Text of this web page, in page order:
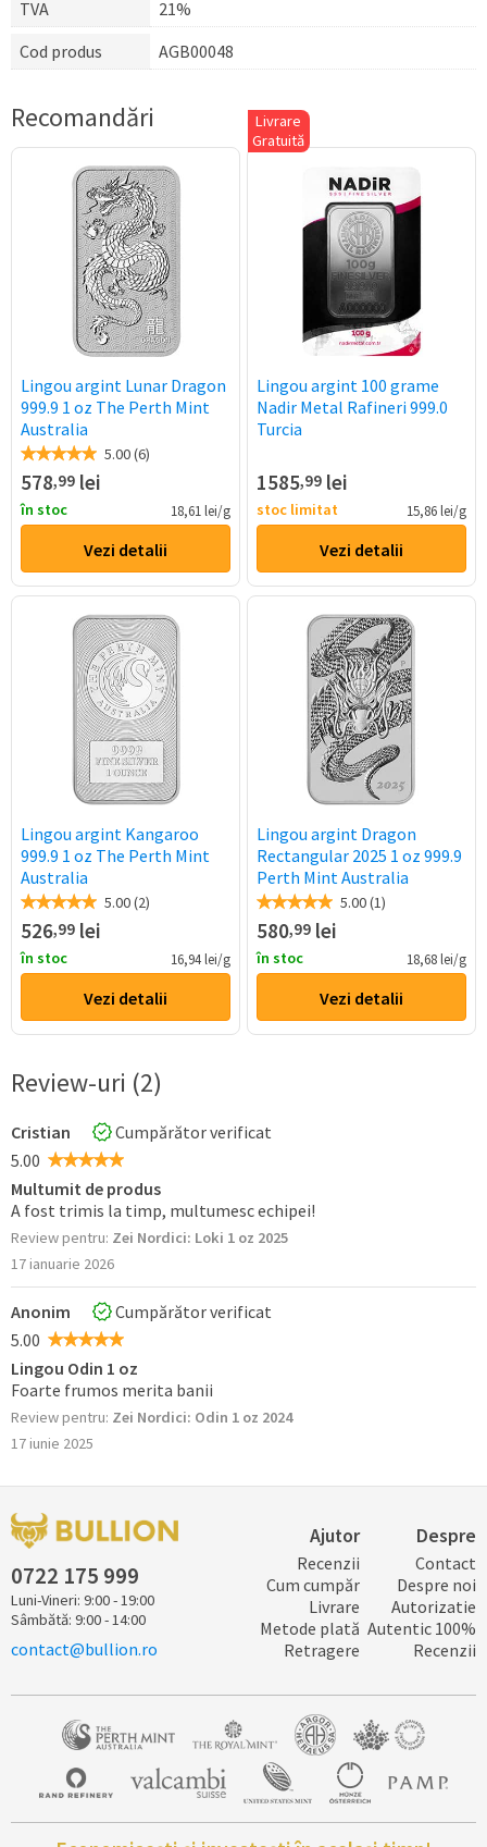
TVA
21%
Cod produs
AGB00048
Recomandări
Lingou argint Lunar Dragon
999.9 1 oz The Perth Mint
Australia
5.00 (6)
578,99 lei
în stoc 18,61 lei/g
Vezi detalii
Livrare
Gratuită
Lingou argint 100 grame
Nadir Metal Rafineri 999.0
Turcia
1585,99lei
stoc limitat 15,86 lei/g
Vezi detalii
Lingou argint Kangaroo
999.9 1 oz The Perth Mint
Australia
5.00 (2)
526,99 lei
în stoc 16,94 lei/g
Vezi detalii
Lingou argint Dragon
Rectangular 2025 1 oz 999.9
Perth Mint Australia
5.00 (1)
580,99lei
în stoc 18,68 lei/g
Vezi detalii
Review-uri (2)
Cristian
Cumpărător verificat
5.00
Multumit de produs
A fost trimis la timp, multumesc echipei!
Review pentru: Zei Nordici: Loki 1 oz 2025
17 ianuarie 2026
Anonim
Cumpărător verificat
5.00
Lingou Odin 1 oz
Foarte frumos merita banii
Review pentru: Zei Nordici: Odin 1 oz 2024
17 iunie 2025
0722 ​​​175 ​999
Luni-Vineri: 9:00 - 19:00
Sâmbătă: 9:00 - 14:00
contact@bullion.ro
Ajutor
Recenzii
Cum cumpăr
Livrare
Metode plată
Retragere
Despre
Contact
Despre noi
Autorizatie
Autentic 100%
Recenzii